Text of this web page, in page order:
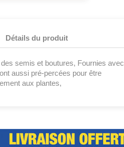
Détails du produit
semis et boutures, Fournies avec
aussi pré-percées pour être
aux plantes,